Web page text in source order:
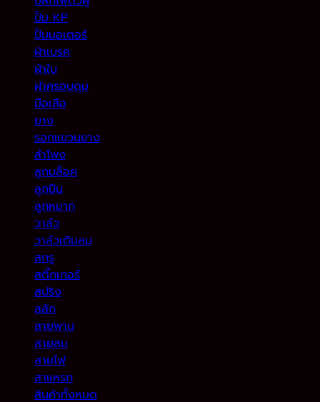
ปั้ม KP
ปั้มมอเตอร์
ผ้าเบรค
ผ้าใบ
ฝาครอบดุม
มือเสือ
ยาง
รอกแขวนยาง
ลำโพง
ลูกบล็อค
ลูกปืน
ลูกหมาก
วาล์ว
วาล์วเติมลม
สกรู
สติ๊กเกอร์
สปริง
สลัก
สายพาน
สายลม
สายไฟ
สาแหรก
สินค้าทั้งหมด